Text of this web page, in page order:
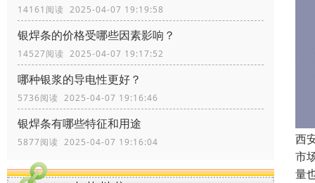
14161阅读 2025-04-07 19:19:58
银焊条的价格受哪些因素影响？
14527阅读 2025-04-07 19:17:52
哪种银浆的导电性更好？
5736阅读 2025-04-07 19:16:46
银焊条有哪些特征和用途
5877阅读 2025-04-07 19:16:04
西
市
量